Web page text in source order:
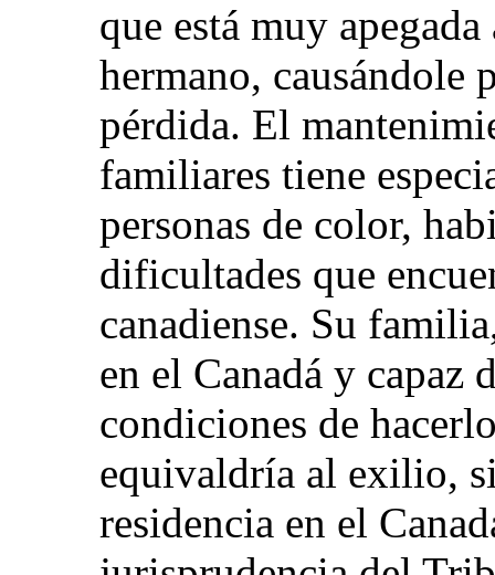
que está muy
hermano, causándole
pérdida. El
familiares tiene
personas de color,
dificultades que
canadiense. Su
en el Canadá y capaz
condiciones de
equivaldría al exilio,
residencia en el